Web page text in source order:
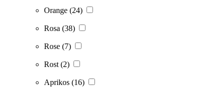
Orange (24)
Rosa (38)
Rose (7)
Rost (2)
Aprikos (16)